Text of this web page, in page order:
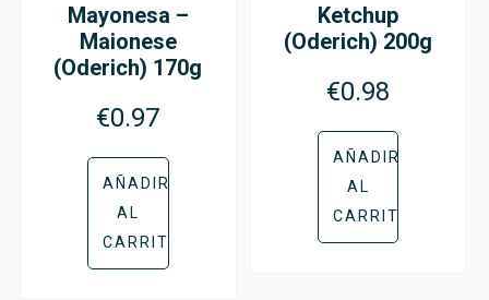
Mayonesa –
Maionese
(Oderich) 170g
€0.97
AÑADIR
AL
CARRITO
Ketchup
(Oderich) 200g
€0.98
AÑADIR
AL
CARRITO